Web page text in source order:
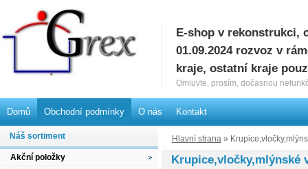
Hlavní strana »
Krupice,vločky,mlýnské
Náš sortiment
Akční položky
G
E-shop v rekonstrukci,
01.09.2024 rozvoz v
kraje, ostatní kraje
Omluvte, prosím, dočasnou
Domů Obchodní podmínky O nás Kontakt